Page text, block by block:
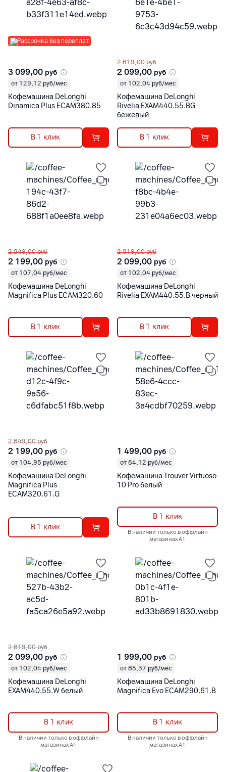
Рассрочка без переплат
3 099,00 руб
от 129,12 руб/мес
Кофемашина DeLonghi
Dinamica Plus ECAM380.85
В 1 клик
2 819,00 руб
2 099,00 руб
от 102,04 руб/мес
Кофемашина DeLonghi
Rivelia EXAM440.55.BG
бежевый
В 1 клик
2 849,00 руб
2 199,00 руб
от 107,04 руб/мес
Кофемашина DeLonghi
Magnifica Plus ECAM320.60
В 1 клик
2 819,00 руб
2 099,00 руб
от 102,04 руб/мес
Кофемашина DeLonghi
Rivelia EXAM440.55.B черный
В 1 клик
2 849,00 руб
2 199,00 руб
от 104,95 руб/мес
Кофемашина DeLonghi
Magnifica Plus
ECAM320.61.G
В 1 клик
1 499,00 руб
от 64,12 руб/мес
Кофемашина Trouver Virtuoso
10 Pro белый
В 1 клик
В наличии только в оффлайн
магазинах А1
2 819,00 руб
2 099,00 руб
от 102,04 руб/мес
Кофемашина DeLonghi
EXAM440.55.W белый
В 1 клик
В наличии только в оффлайн
магазинах А1
1 999,00 руб
от 85,37 руб/мес
Кофемашина DeLonghi
Magnifica Evo ECAM290.61.B
В 1 клик
В наличии только в оффлайн
магазинах А1